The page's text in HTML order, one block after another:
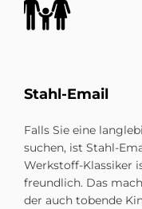
Stahl-Email
Falls Sie eine
suchen, ist Stahl-
Werkstoff-Klassiker
freundlich. Das
der auch tobende